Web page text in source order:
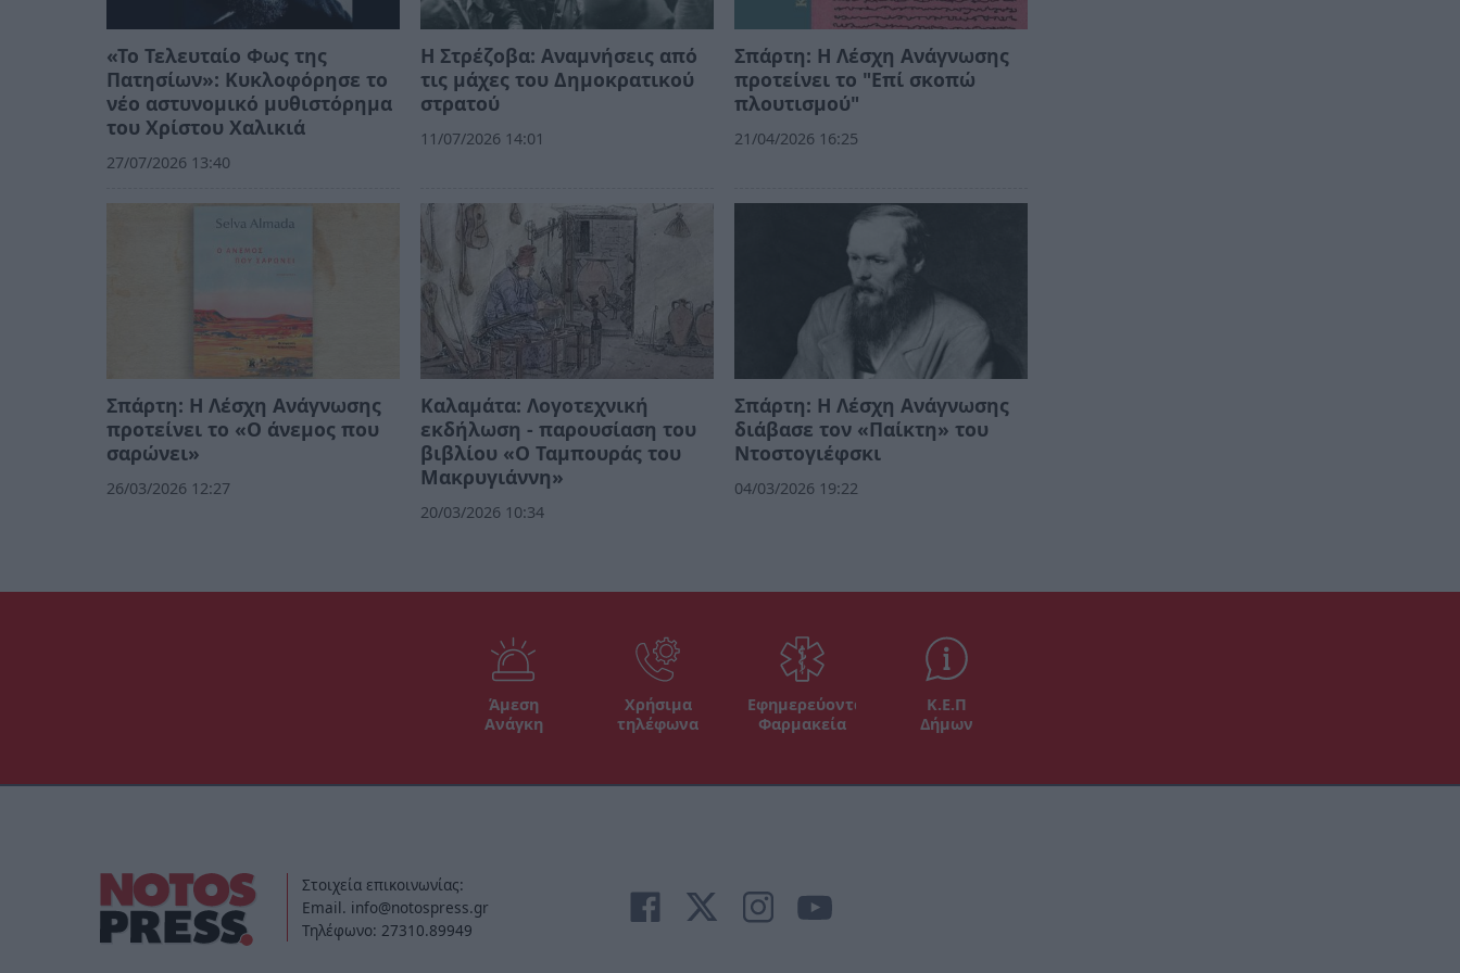
«Το Τελευταίο Φως της
Πατησίων»: Κυκλοφόρησε το
νέο αστυνομικό μυθιστόρημα
του Χρίστου Χαλικιά
27/07/2026 13:40
Η Στρέζοβα: Αναμνήσεις από
τις μάχες του Δημοκρατικού
στρατού
11/07/2026 14:01
Σπάρτη: Η Λέσχη Ανάγνωσης
προτείνει το "Επί σκοπώ
πλουτισμού"
21/04/2026 16:25
Σπάρτη: Η Λέσχη Ανάγνωσης
προτείνει το «Ο άνεμος που
σαρώνει»
26/03/2026 12:27
Καλαμάτα: Λογοτεχνική
εκδήλωση - παρουσίαση του
βιβλίου «Ο Ταμπουράς του
Μακρυγιάννη»
20/03/2026 10:34
Σπάρτη: Η Λέσχη Ανάγνωσης
διάβασε τον «Παίκτη» του
Ντοστογιέφσκι
04/03/2026 19:22
Άμεση
Ανάγκη
Χρήσιμα
τηλέφωνα
Εφημερεύοντα
Φαρμακεία
Κ.Ε.Π
Δήμων
Στοιχεία επικοινωνίας:
Email. info@notospress.gr
Τηλέφωνο: 27310.89949